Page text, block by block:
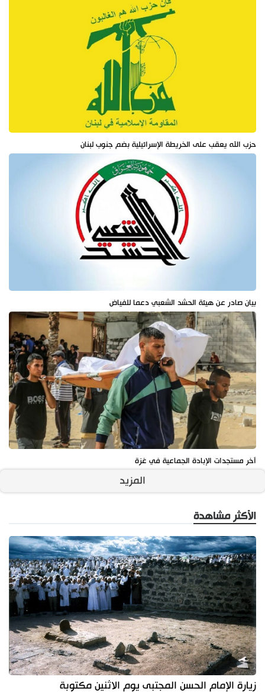
حزب الله يعقب على الخريطة الإسرائيلية بضم جنوب لبنان
بيان صادر عن هيئة الحشد الشعبي دعما للفياض
آخر مستجدات الإبادة الجماعية في غزة
المزيد
الأكثر مشاهدة
زيارة الإمام الحسن المجتبى يوم الاثنين مكتوبة